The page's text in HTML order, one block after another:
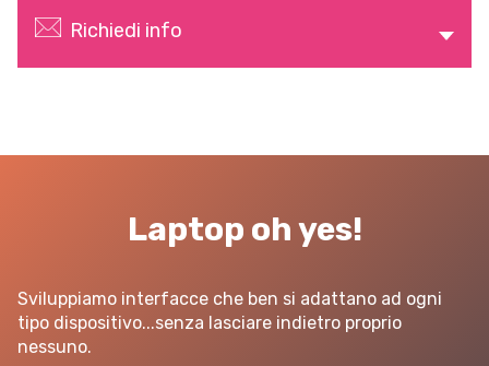
Settore tecnico, servizi e consulenze
Richiedi info
Laptop oh yes!
Sviluppiamo interfacce che ben si adattano ad ogni
tipo dispositivo...senza lasciare indietro proprio
nessuno.